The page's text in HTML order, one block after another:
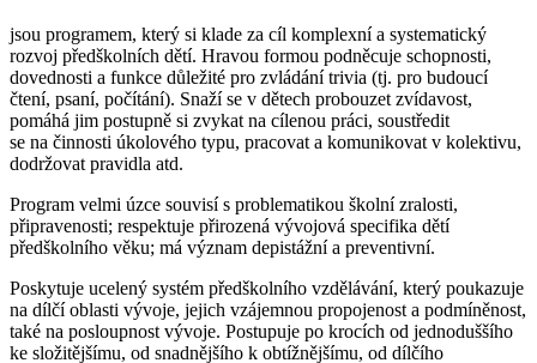
jsou programem, který si klade za cíl komplexní a systematický
rozvoj předškolních dětí. Hravou formou podněcuje schopnosti,
dovednosti a funkce důležité pro zvládání trivia (tj. pro budoucí
čtení, psaní, počítání). Snaží se v dětech probouzet zvídavost,
pomáhá jim postupně si zvykat na cílenou práci, soustředit
se na činnosti úkolového typu, pracovat a komunikovat v kolektivu,
dodržovat pravidla atd.
Program velmi úzce souvisí s problematikou školní zralosti,
připravenosti; respektuje přirozená vývojová specifika dětí
předškolního věku; má význam depistážní a preventivní.
Poskytuje ucelený systém předškolního vzdělávání, který poukazuje
na dílčí oblasti vývoje, jejich vzájemnou propojenost a podmíněnost,
také na posloupnost vývoje. Postupuje po krocích od jednoduššího
ke složitějšímu, od snadnějšího k obtížnějšímu, od dílčího